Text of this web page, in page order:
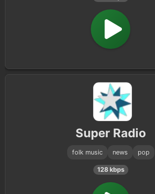
Super Radio
folk music news pop
128 kbps